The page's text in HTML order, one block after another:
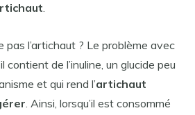
.
pas l’artichaut ? Le problème avec
contient de l’inuline, un glucide peu
et qui rend l’artichaut
. Ainsi, lorsqu’il est consommé